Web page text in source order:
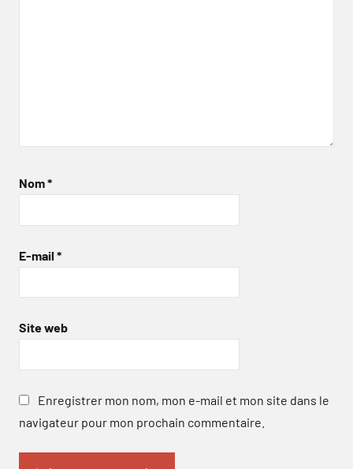
Nom*
E-mail *
Site web
Enregistrer mon nom, mon e-mail et mon site dans le
navigateur pour mon prochain commentaire.